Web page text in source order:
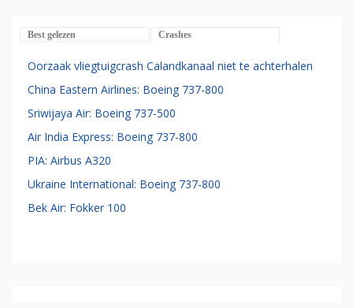
Best gelezen Crashes
Oorzaak vliegtuigcrash Calandkanaal niet te achterhalen
China Eastern Airlines: Boeing 737-800
Sriwijaya Air: Boeing 737-500
Air India Express: Boeing 737-800
PIA: Airbus A320
Ukraine International: Boeing 737-800
Bek Air: Fokker 100